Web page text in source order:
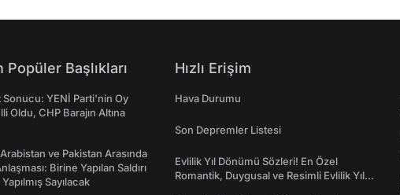
Popüler Başlıkları
Sonucu: YENİ Parti'nin Oy
Oldu, CHP Barajın Altına
ve Pakistan Arasında
Birine Yapılan Saldırı
Sayılacak
Hızlı Erişim
Hava Durumu
Son Depremler Listesi
Evlilik Yıl Dönümü Sözleri! En Özel
Romantik, Duygusal ve Resimli Evlilik Yıl